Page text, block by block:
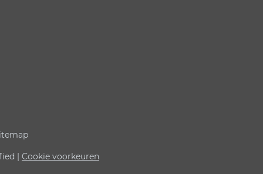
| Cookie voorkeuren